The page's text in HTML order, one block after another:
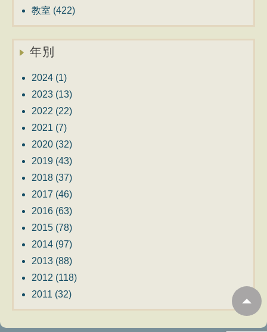
教室 (422)
年別
2024 (1)
2023 (13)
2022 (22)
2021 (7)
2020 (32)
2019 (43)
2018 (37)
2017 (46)
2016 (63)
2015 (78)
2014 (97)
2013 (88)
2012 (118)
2011 (32)